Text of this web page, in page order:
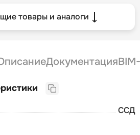
товары и аналоги
Документация
ССД